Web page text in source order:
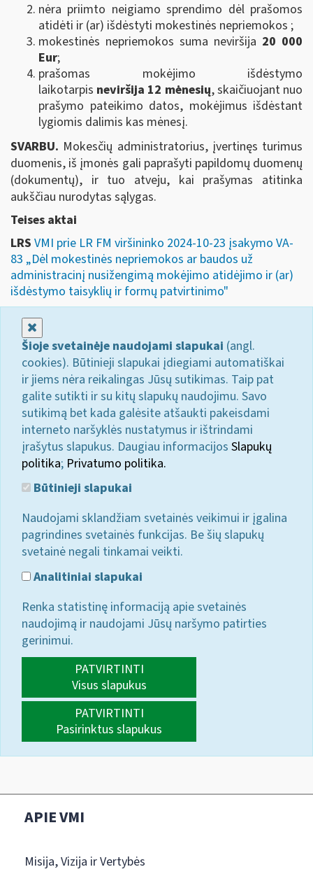
nėra priimto neigiamo sprendimo dėl prašomos
atidėti ir (ar) išdėstyti mokestinės nepriemokos ;
mokestinės nepriemokos suma neviršija 20 000
Eur;
prašomas mokėjimo išdėstymo
laikotarpis neviršija 12 mėnesių, skaičiuojant nuo
prašymo pateikimo datos, mokėjimus išdėstant
lygiomis dalimis kas mėnesį.
SVARBU. Mokesčių administratorius, įvertinęs turimus
duomenis, iš įmonės gali paprašyti papildomų duomenų
(dokumentų), ir tuo atveju, kai prašymas atitinka
aukščiau nurodytas sąlygas.
Teises aktai
LRS VMI prie LR FM viršininko 2024-10-23 įsakymo VA-
83 „Dėl mokestinės nepriemokos ar baudos už
administracinį nusižengimą mokėjimo atidėjimo ir (ar)
išdėstymo taisyklių ir formų patvirtinimo"
Šioje svetainėje naudojami slapukai (angl.
cookies). Būtinieji slapukai įdiegiami automatiškai
ir jiems nėra reikalingas Jūsų sutikimas. Taip pat
galite sutikti ir su kitų slapukų naudojimu. Savo
sutikimą bet kada galėsite atšaukti pakeisdami
interneto naršyklės nustatymus ir ištrindami
įrašytus slapukus. Daugiau informacijos Slapukų
politika; Privatumo politika.
Būtinieji slapukai
Naudojami sklandžiam svetainės veikimui ir įgalina
pagrindines svetainės funkcijas. Be šių slapukų
svetainė negali tinkamai veikti.
Analitiniai slapukai
Renka statistinę informaciją apie svetainės
naudojimą ir naudojami Jūsų naršymo patirties
gerinimui.
PATVIRTINTI
Visus slapukus
PATVIRTINTI
Pasirinktus slapukus
APIE VMI
Misija, Vizija ir Vertybės